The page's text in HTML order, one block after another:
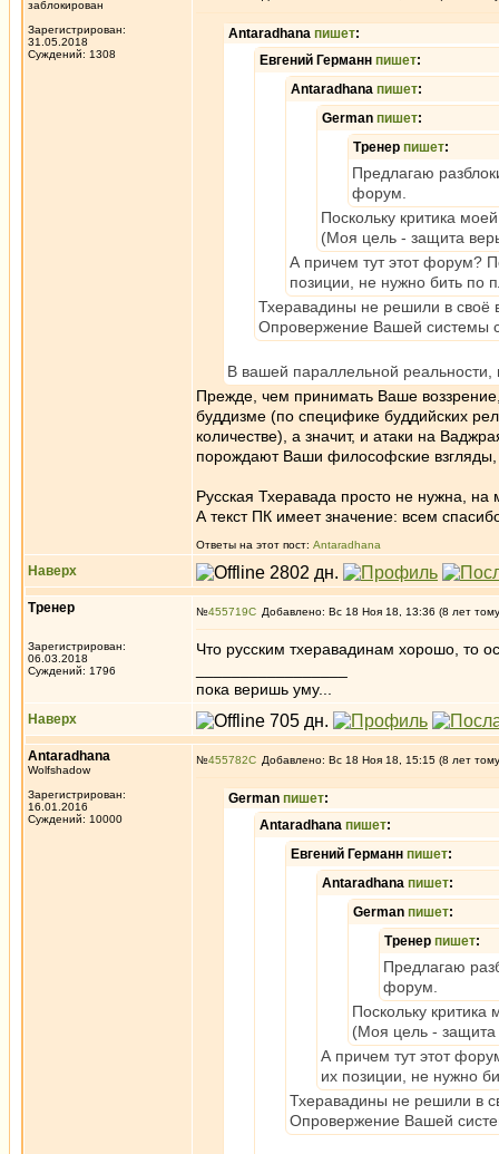
заблокирован
Зарегистрирован:
31.05.2018
Суждений: 1308
Antaradhana пишет:
Евгений Германн пишет:
Antaradhana пишет:
German пишет:
Тренер пишет:
Предлагаю
форум.
Поскольку критика
(Моя цель - защита
А причем тут этот форум?
позиции, не нужно бить по
Тхеравадины не решили в своё
Опровержение Вашей системы
В вашей параллельной
Прежде, чем принимать Ваше
буддизме (по специфике буддийских
количестве), а значит, и атаки на
порождают Ваши философские
Русская Тхеравада просто не нужна, на
А текст ПК имеет значение: всем
Ответы на этот пост: Antaradhana
Наверх
Тренер
Зарегистрирован:
06.03.2018
Суждений: 1796
№455719 Добавлено: Вс 18 Ноя 18, 13:36 (8 лет
Что русским тхеравадинам хорошо, то
пока веришь уму...
Наверх
Antaradhana
Wolfshadow
Зарегистрирован:
16.01.2016
Суждений: 10000
№455782 Добавлено: Вс 18 Ноя 18, 15:15 (8 лет
German пишет:
Antaradhana пишет:
Евгений Германн пишет:
Antaradhana пишет:
German пишет:
Тренер пишет:
Предлагаю
форум.
Поскольку
(Моя цель -
А причем тут этот
их позиции, не нужно
Тхеравадины не решили в
Опровержение Вашей